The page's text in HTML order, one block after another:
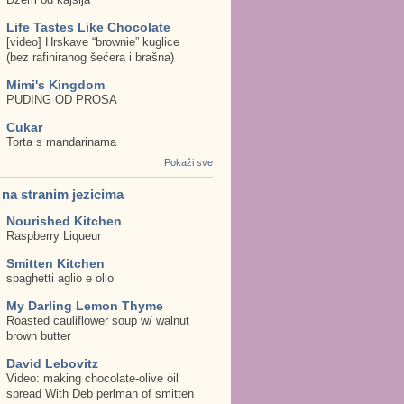
Life Tastes Like Chocolate
[video] Hrskave “brownie” kuglice
(bez rafiniranog šećera i brašna)
Mimi's Kingdom
PUDING OD PROSA
Cukar
Torta s mandarinama
Pokaži sve
na stranim jezicima
Nourished Kitchen
Raspberry Liqueur
Smitten Kitchen
spaghetti aglio e olio
My Darling Lemon Thyme
Roasted cauliflower soup w/ walnut
brown butter
David Lebovitz
Video: making chocolate-olive oil
spread With Deb perlman of smitten